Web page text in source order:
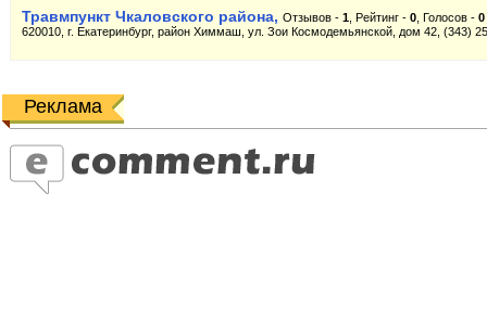
Травмпункт Чкаловского района, Отзывов - 1 , Рейтинг - 0 , Голосов - 0
620010, г. Екатеринбург, район Химмаш, ул. Зои Космодемьянской, дом 42, (343)
Реклама